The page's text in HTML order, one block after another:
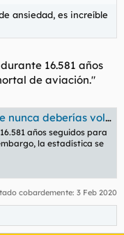
ansiedad, es increíble
16.581 años
de aviación."
deberías volar
años seguidos para
la estadística se
cobardemente: 3 Feb 2020